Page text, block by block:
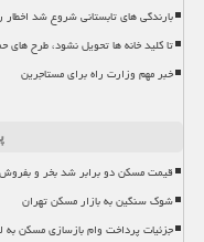
بارندگی های تابستانی شروع شد اخطار
تا کلید خانه ها تحویل نشود، طرح های
خبر مهم وزارت راه برای مستاجرین
قیمت مسکن دو برابر شد بخر و
شوک سنگین به بازار مسکن تهران
جزئیات پرداخت وام بازسازی مسکن به